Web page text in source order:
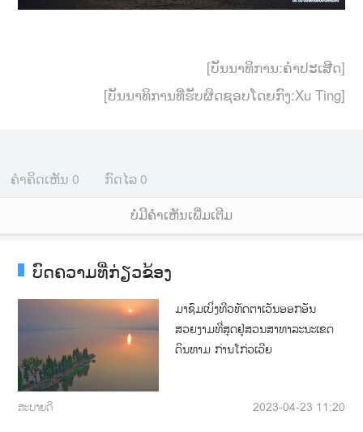
[ບັນນາທິການ:ຄຳປະເສີດ]
[ບັນນາທິການທີ່ຮັບຜິດຊອບໂດຍກົງ:Xu Ting]
ຄຳຄິດເຫັນ 0 ກົດໄລ 0
ບໍ່ມີຄໍາເຫັນເພີ່ມເຕີມ
ບົດຄວາມທີ່ກ່ຽວຂ້ອງ
ມາຊົມເບິ່ງທີວທັດຕາເວັນອອກອັນ
ສວຍງາມທີ່ສຸດຢູ່ສວນສາທາລະນະເຂດ
ດິນທາມ ກ່ານໂກ່ວເວີຍ
ສະບາຍດີ 2023-04-23 11:20